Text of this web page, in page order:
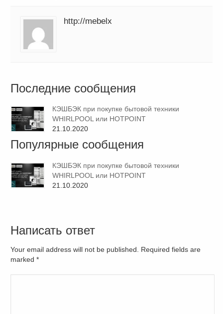
http://mebelx
Последние сообщения
КЭШБЭК при покупке бытовой техники
WHIRLPOOL или HOTPOINT
21.10.2020
Популярные сообщения
КЭШБЭК при покупке бытовой техники
WHIRLPOOL или HOTPOINT
21.10.2020
Написать ответ
Your email address will not be published. Required fields are
marked*